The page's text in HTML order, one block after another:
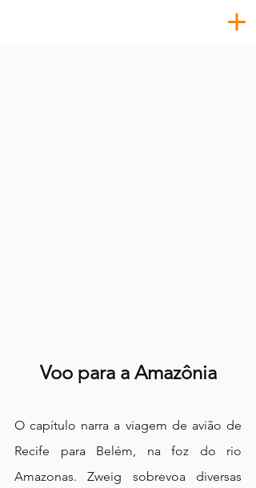
Voo para a Amazônia
O capítulo narra a viagem de avião de
Recife para Belém, na foz do rio
Amazonas. Zweig sobrevoa diversas